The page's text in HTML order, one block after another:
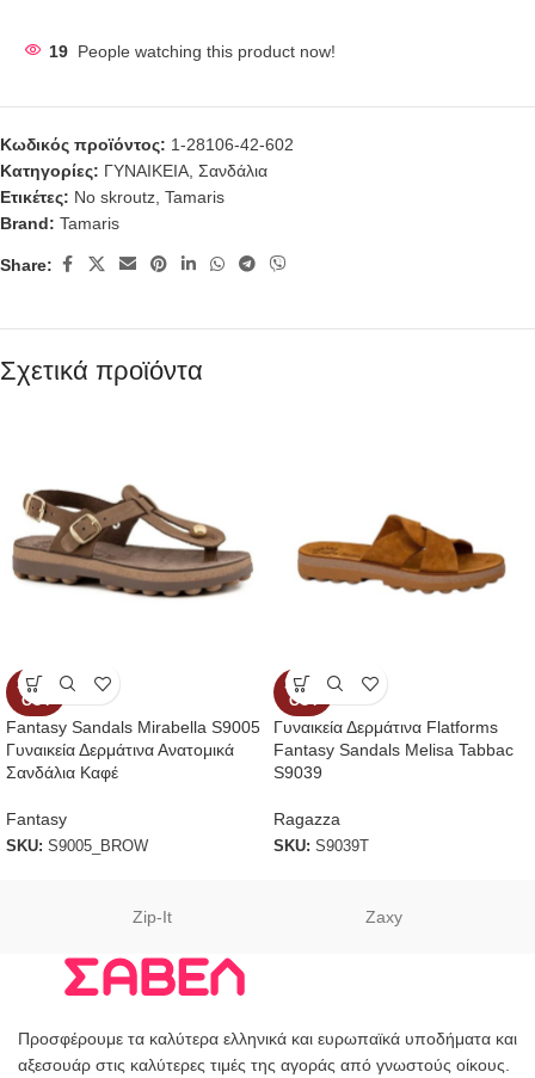
19 People watching this product now!
Κωδικός προϊόντος: 1-28106-42-602
Κατηγορίες: ΓΥΝΑΙΚΕΙΑ Σανδάλια
Ετικέτες: No skroutz Tamaris
Brand: Tamaris
Share:
Σχετικά προϊόντα
SOLD
OUT
Fantasy Sandals Mirabella S9005
Γυναικεία Δερμάτινα Ανατομικά
Σανδάλια Καφέ
Fantasy
SKU: S9005_BROW
SOLD
OUT
Γυναικεία Δερμάτινα Flatforms
Fantasy Sandals Melisa Tabbac
S9039
Ragazza
SKU: S9039T
Zip-It Zaxy
Προσφέρουμε τα καλύτερα ελληνικά και ευρωπαϊκά υποδήματα και
αξεσουάρ στις καλύτερες τιμές της αγοράς από γνωστούς οίκους.